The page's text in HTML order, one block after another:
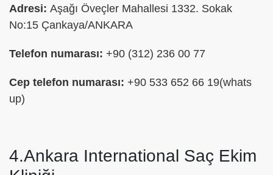
Adresi: Aşağı Öveçler Mahallesi 1332. Sokak
No:15 Çankaya/ANKARA
Telefon numarası: +90 (312) 236 00 77
Cep telefon numarası: +90 533 652 66 19(whats
up)
4.Ankara International Saç Ekim